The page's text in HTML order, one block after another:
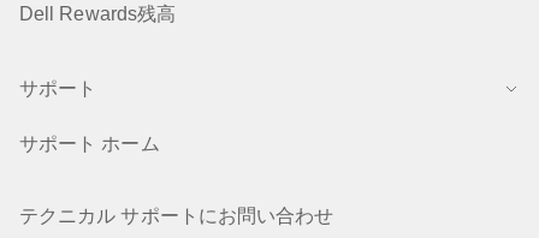
Dell Rewards残高
サポート
サポート ホーム
テクニカル サポートにお問い合わせ